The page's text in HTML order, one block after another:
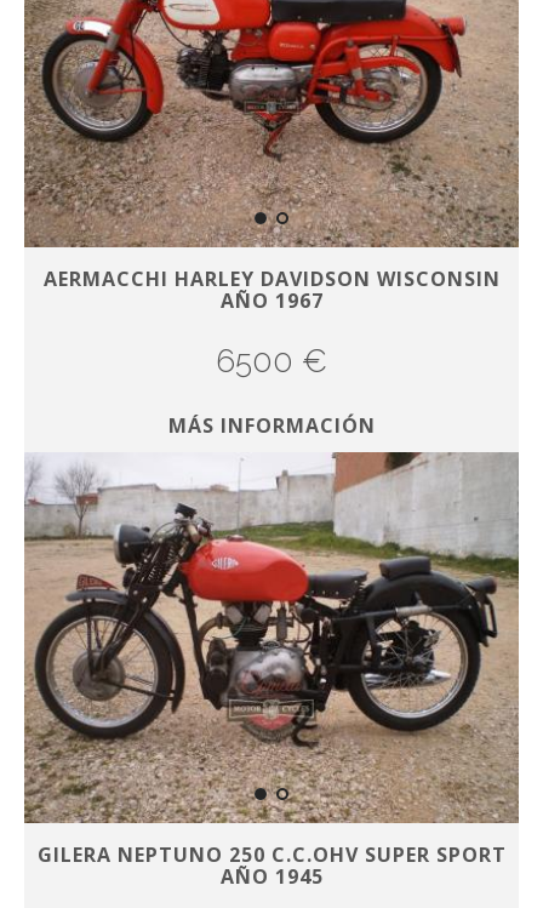
AERMACCHI HARLEY DAVIDSON WISCONSIN
AÑO 1967
6500 €
MÁS INFORMACIÓN
GILERA NEPTUNO 250 C.C.OHV SUPER SPORT
AÑO 1945